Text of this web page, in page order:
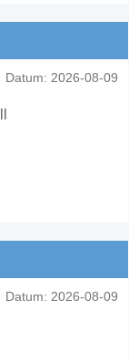
Datum: 2026-08-09
Datum: 2026-08-09